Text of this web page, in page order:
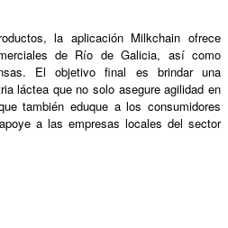
la aplicación Milkchain ofrece
de Río de Galicia, así como
El objetivo final es brindar una
láctea que no solo asegure agilidad en
también eduque a los consumidores
a las empresas locales del sector